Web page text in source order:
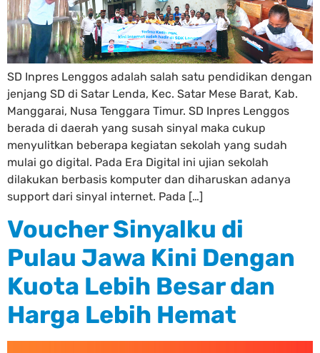
SD Inpres Lenggos adalah salah satu pendidikan dengan
jenjang SD di Satar Lenda, Kec. Satar Mese Barat, Kab.
Manggarai, Nusa Tenggara Timur. SD Inpres Lenggos
berada di daerah yang susah sinyal maka cukup
menyulitkan beberapa kegiatan sekolah yang sudah
mulai go digital. Pada Era Digital ini ujian sekolah
dilakukan berbasis komputer dan diharuskan adanya
support dari sinyal internet. Pada […]
Voucher Sinyalku di
Pulau Jawa Kini Dengan
Kuota Lebih Besar dan
Harga Lebih Hemat